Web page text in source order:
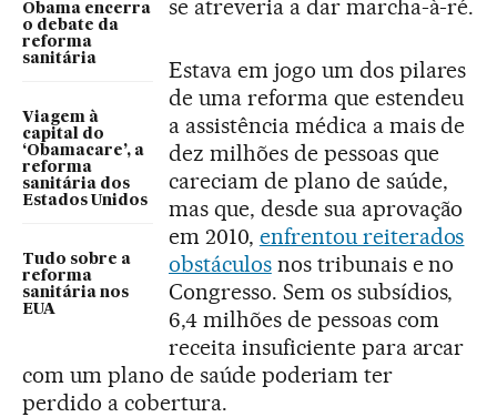
Obama encerra
o debate da
reforma
sanitária
Viagem à
capital do
‘Obamacare’, a
reforma
sanitária dos
Estados Unidos
Tudo sobre a
reforma
sanitária nos
EUA
se atreveria a dar marcha-à-ré.
Estava em jogo um dos pilares
de uma reforma que estendeu
a assistência médica a mais de
dez milhões de pessoas que
careciam de plano de saúde,
mas que, desde sua aprovação
em 2010, enfrentou reiterados
obstáculosnos tribunais e no
Congresso. Sem os subsídios,
6,4 milhões de pessoas com
receita insuficiente para arcar
com um plano de saúde poderiam ter
perdido a cobertura.